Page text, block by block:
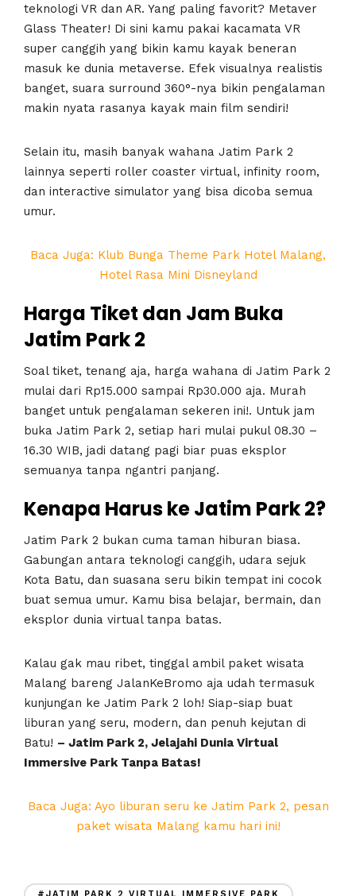
teknologi VR dan AR. Yang paling favorit? Metaver
Glass Theater! Di sini kamu pakai kacamata VR
super canggih yang bikin kamu kayak beneran
masuk ke dunia metaverse. Efek visualnya realistis
banget, suara surround 360°-nya bikin pengalaman
makin nyata rasanya kayak main film sendiri!
Selain itu, masih banyak wahana Jatim Park 2
lainnya seperti roller coaster virtual, infinity room,
dan interactive simulator yang bisa dicoba semua
umur.
Baca Juga: Klub Bunga Theme Park Hotel Malang,
Hotel Rasa Mini Disneyland
Harga Tiket dan Jam Buka
Jatim Park 2
Soal tiket, tenang aja, harga wahana di Jatim Park 2
mulai dari Rp15.000 sampai Rp30.000 aja. Murah
banget untuk pengalaman sekeren ini!. Untuk jam
buka Jatim Park 2, setiap hari mulai pukul 08.30 –
16.30 WIB, jadi datang pagi biar puas eksplor
semuanya tanpa ngantri panjang.
Kenapa Harus ke Jatim Park 2?
Jatim Park 2 bukan cuma taman hiburan biasa.
Gabungan antara teknologi canggih, udara sejuk
Kota Batu, dan suasana seru bikin tempat ini cocok
buat semua umur. Kamu bisa belajar, bermain, dan
eksplor dunia virtual tanpa batas.
Kalau gak mau ribet, tinggal ambil paket wisata
Malang bareng JalanKeBromo aja udah termasuk
kunjungan ke Jatim Park 2 loh! Siap-siap buat
liburan yang seru, modern, dan penuh kejutan di
Batu! – Jatim Park 2, Jelajahi Dunia Virtual
Immersive Park Tanpa Batas!
Baca Juga: Ayo liburan seru ke Jatim Park 2, pesan
paket wisata Malang kamu hari ini!